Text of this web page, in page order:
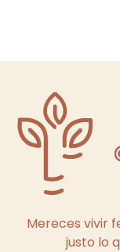
Mereces vivir
justo lo